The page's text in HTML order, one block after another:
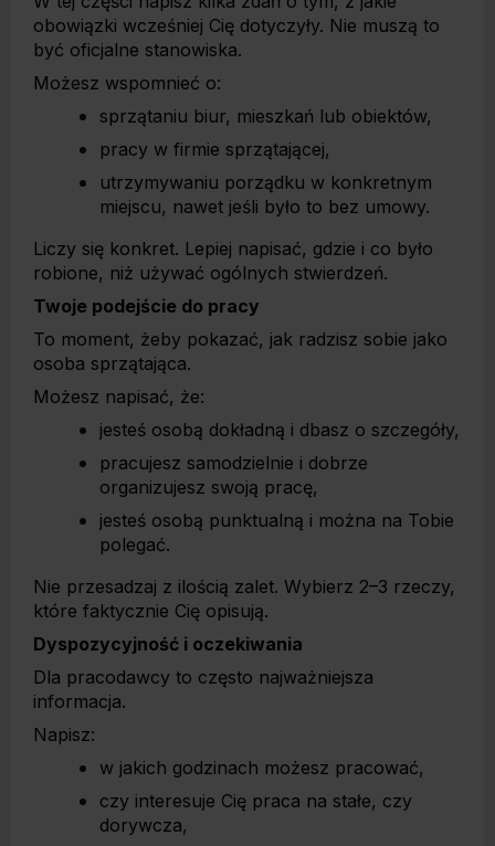
obowiązki wcześniej Cię dotyczyły. Nie muszą to
być oficjalne stanowiska.
Możesz wspomnieć o:
sprzątaniu biur, mieszkań lub obiektów,
pracy w firmie sprzątającej,
utrzymywaniu porządku w konkretnym
miejscu, nawet jeśli było to bez umowy.
Liczy się konkret. Lepiej napisać, gdzie i co było
robione, niż używać ogólnych stwierdzeń.
Twoje podejście do pracy
To moment, żeby pokazać, jak radzisz sobie jako
osoba sprzątająca.
Możesz napisać, że:
jesteś osobą dokładną i dbasz o szczegóły,
pracujesz samodzielnie i dobrze
organizujesz swoją pracę,
jesteś osobą punktualną i można na Tobie
polegać.
Nie przesadzaj z ilością zalet. Wybierz 2–3 rzeczy,
które faktycznie Cię opisują.
Dyspozycyjność i oczekiwania
Dla pracodawcy to często najważniejsza
informacja.
Napisz:
w jakich godzinach możesz pracować,
czy interesuje Cię praca na stałe, czy
dorywcza,